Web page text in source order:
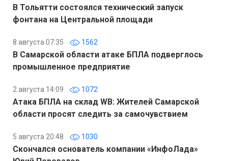
В Тольятти состоялся технический запуск
фонтана на Центральной площади
8 августа 07:35 1562
В Самарской области атаке БПЛА подверглось
промышленное предприятие
2 августа 14:09 1072
Атака БПЛА на склад WB: Жителей Самарской
области просят следить за самочувствием
5 августа 20:48 1030
Скончался основатель компании «ИнфоЛада»